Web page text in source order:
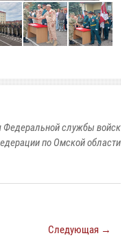
Федеральной службы войск
по Омской области
Следующая →